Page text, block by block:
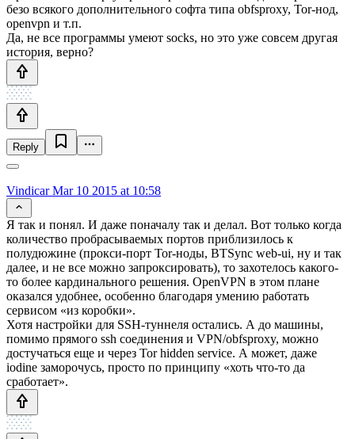
безо всякого дополнительного софта типа obfsproxy, Tor-нод,
openvpn и т.п.
Да, не все программы умеют socks, но это уже совсем другая
история, верно?
Reply
VindicarMar 10 2015 at 10:58
Я так и понял. И даже поначалу так и делал. Вот только когда
количество пробрасываемых портов приблизилось к
полудюжине (прокси-порт Tor-ноды, BTSync web-ui, ну и так
далее, и не все можно запроксировать), то захотелось какого-
то более кардинального решения. OpenVPN в этом плане
оказался удобнее, особенно благодаря умению работать
сервисом «из коробки».
Хотя настройки для SSH-туннеля остались. А до машины,
помимо прямого ssh соединения и VPN/obfsproxy, можно
достучаться еще и через Tor hidden service. А может, даже
iodine заморочусь, просто по принципу «хоть что-то да
сработает».